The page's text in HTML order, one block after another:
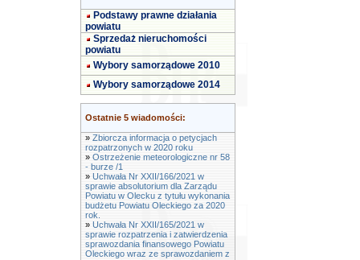
Podstawy prawne działania
powiatu
Sprzedaż nieruchomości
powiatu
Wybory samorządowe 2010
Wybory samorządowe 2014
Ostatnie 5 wiadomości:
» Zbiorcza informacja o petycjach
rozpatrzonych w 2020 roku
» Ostrzeżenie meteorologiczne nr 58
- burze /1
» Uchwała Nr XXII/166/2021 w
sprawie absolutorium dla Zarządu
Powiatu w Olecku z tytułu wykonania
budżetu Powiatu Oleckiego za 2020
rok.
» Uchwała Nr XXII/165/2021 w
sprawie rozpatrzenia i zatwierdzenia
sprawozdania finansowego Powiatu
Oleckiego wraz ze sprawozdaniem z